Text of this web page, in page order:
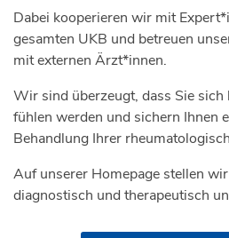
Dabei kooperieren wir mit
gesamten UKB und betreuen
mit externen Ärzt*innen.
Wir sind überzeugt, dass Sie sich
fühlen werden und sichern Ihnen
Behandlung Ihrer
Auf unserer Homepage stellen
diagnostisch und therapeutisch